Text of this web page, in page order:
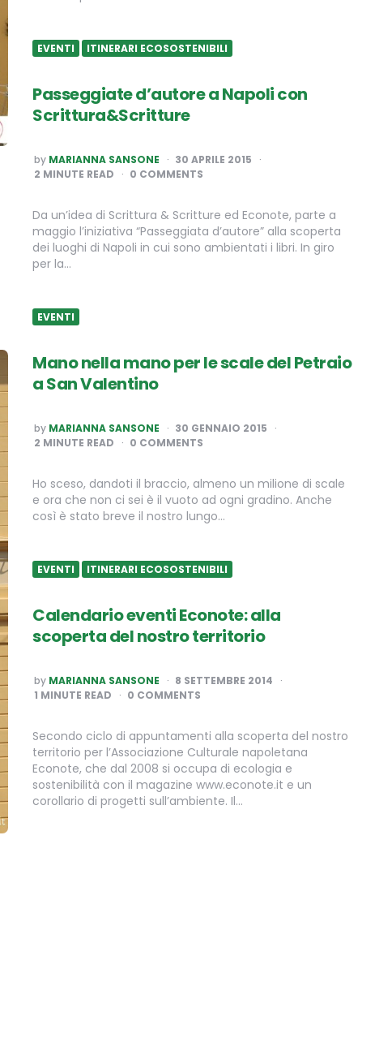
EVENTI ITINERARI ECOSOSTENIBILI
Passeggiate d’autore a Napoli con
Scrittura&Scritture
POSTED
BY
by MARIANNA SANSONE
30 APRILE 2015
2 MINUTE READ 0 COMMENTS
Da un’idea di Scrittura & Scritture ed Econote, parte a
maggio l’iniziativa “Passeggiata d’autore” alla scoperta
dei luoghi di Napoli in cui sono ambientati i libri. In giro
per la…
EVENTI
Mano nella mano per le scale del Petraio
a San Valentino
POSTED
BY
by MARIANNA SANSONE
30 GENNAIO 2015
2 MINUTE READ 0 COMMENTS
Ho sceso, dandoti il braccio, almeno un milione di scale
e ora che non ci sei è il vuoto ad ogni gradino. Anche
così è stato breve il nostro lungo…
EVENTI ITINERARI ECOSOSTENIBILI
Calendario eventi Econote: alla
scoperta del nostro territorio
POSTED
BY
by MARIANNA SANSONE
8 SETTEMBRE 2014
1 MINUTE READ 0 COMMENTS
Secondo ciclo di appuntamenti alla scoperta del nostro
territorio per l’Associazione Culturale napoletana
Econote, che dal 2008 si occupa di ecologia e
sostenibilità con il magazine www.econote.it e un
corollario di progetti sull’ambiente. Il…